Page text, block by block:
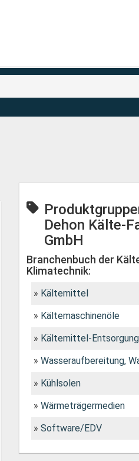
Dehon Kälte-
GmbH
Branchenbuch der
Klimatechnik:
Kältemittel
Kältemaschinenöle
Kältemittel-
Wasseraufbereitung,
Kühlsolen
Wärmeträgermedien
Software/EDV